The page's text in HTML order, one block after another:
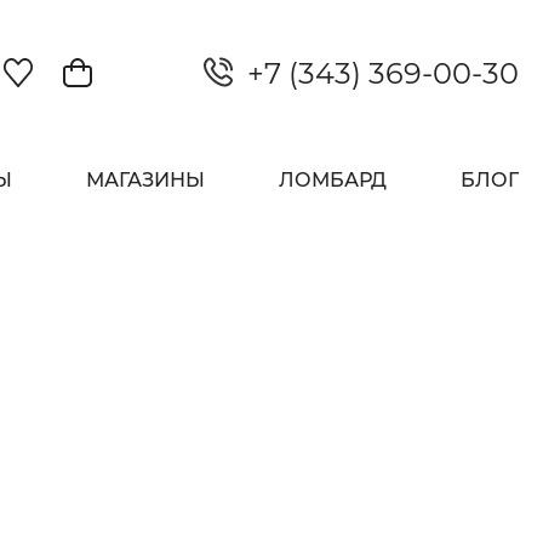
+7 (343) 369-00-30
МАГАЗИНЫ ЛОМБАРД БЛОГ